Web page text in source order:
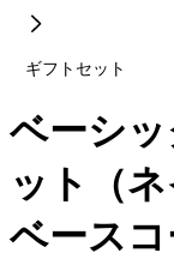
ギフトセット
ベーシ
ット（
ベース